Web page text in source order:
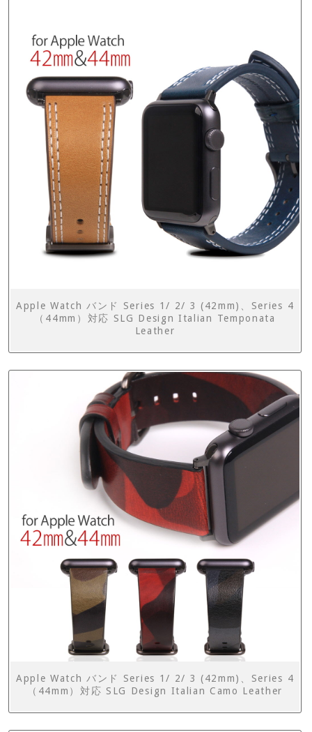
Apple Watch バンド Series 1/ 2/ 3 (42mm)、Series 4
（44mm）対応 SLG Design Italian Temponata
Leather
Apple Watch バンド Series 1/ 2/ 3 (42mm)、Series 4
（44mm）対応 SLG Design Italian Camo Leather